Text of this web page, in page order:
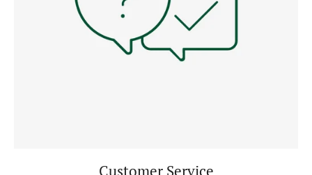
Customer Service